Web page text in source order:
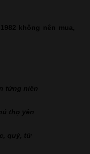
không nên mua,
từng niên
thọ yên
quỷ, tử